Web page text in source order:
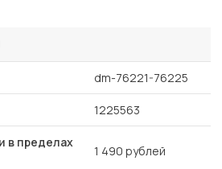
dm-76221-76225
1225563
в пределах
1 490 рублей